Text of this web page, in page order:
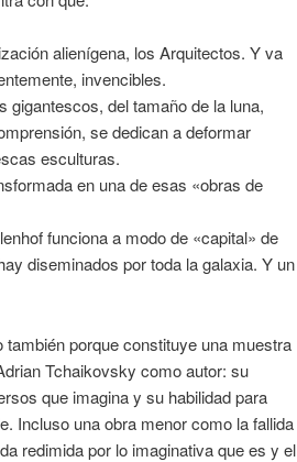
alienígena, los Arquitectos. Y va
invencibles.
gigantescos, del tamaño de la luna,
se dedican a deformar
esculturas.
en una de esas «obras de
funciona a modo de «capital» de
diseminados por toda la galaxia. Y un
porque constituye una muestra
Tchaikovsky como autor: su
que imagina y su habilidad para
Incluso una obra menor como la fallida
redimida por lo imaginativa que es y el